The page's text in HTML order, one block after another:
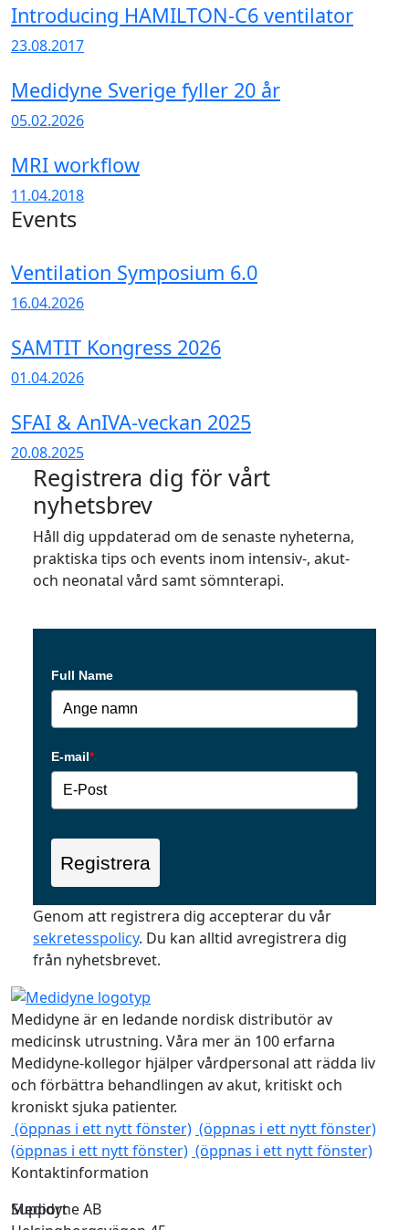
Introducing HAMILTON-C6 ventilator
23.08.2017
Medidyne Sverige fyller 20 år
05.02.2026
MRI workflow
11.04.2018
Events
Ventilation Symposium 6.0
16.04.2026
SAMTIT Kongress 2026
01.04.2026
SFAI & AnIVA-veckan 2025
20.08.2025
Registrera dig för vårt
nyhetsbrev
Håll dig uppdaterad om de senaste nyheterna,
praktiska tips och events inom intensiv-, akut-
och neonatal vård samt sömnterapi.
Full Name
E-mail*
Registrera
Genom att registrera dig accepterar du vår
sekretesspolicy. Du kan alltid avregistrera dig
från nyhetsbrevet.
Medidyne är en ledande nordisk distributör av
medicinsk utrustning. Våra mer än 100 erfarna
Medidyne-kollegor hjälper vårdpersonal att rädda liv
och förbättra behandlingen av akut, kritiskt och
kroniskt sjuka patienter.
(öppnas i ett nytt fönster) (öppnas i ett nytt fönster)
(öppnas i ett nytt fönster) (öppnas i ett nytt fönster)
Kontaktinformation
Medidyne AB
Support